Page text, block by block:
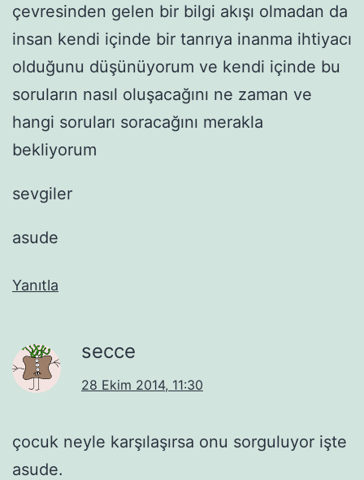
çevresinden gelen bir bilgi akışı olmadan da
insan kendi içinde bir tanrıya inanma ihtiyacı
olduğunu düşünüyorum ve kendi içinde bu
soruların nasıl oluşacağını ne zaman ve
hangi soruları soracağını merakla
bekliyorum
sevgiler
asude
Yanıtla
secce
28 Ekim 2014, 11:30
çocuk neyle karşılaşırsa onu sorguluyor işte
asude.